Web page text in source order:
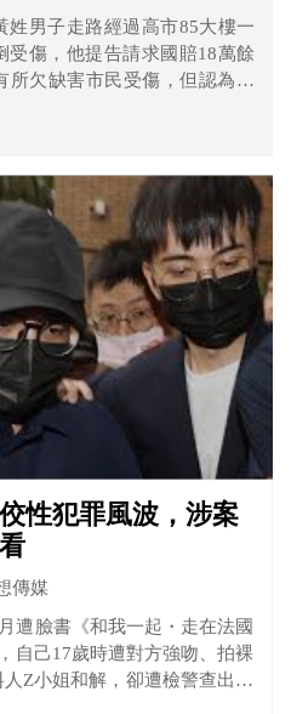
姓男子走路經過高市85大樓一
受傷，他提告請求國賠18萬餘
所欠缺害市民受傷，但認為砂
土覆蓋，肉眼難以發現，不
性犯罪風波，涉案
傳媒
遭臉書《和我一起・走在法國
自己17歲時遭對方強吻、拍裸
Z小姐和解，卻遭檢警查出，